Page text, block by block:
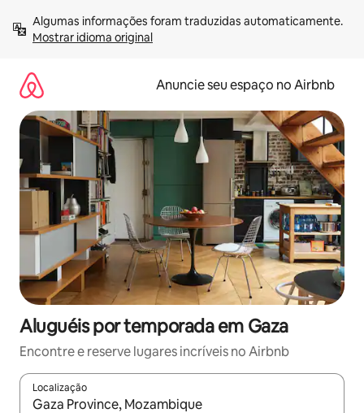
para
Mostrar idioma original
Anuncie seu espaço no Airbnb
Aluguéis por temporada em Gaza
Encontre e reserve lugares incríveis no Airbnb
Localização
Quando os resultados estiverem disponíveis, explore-os